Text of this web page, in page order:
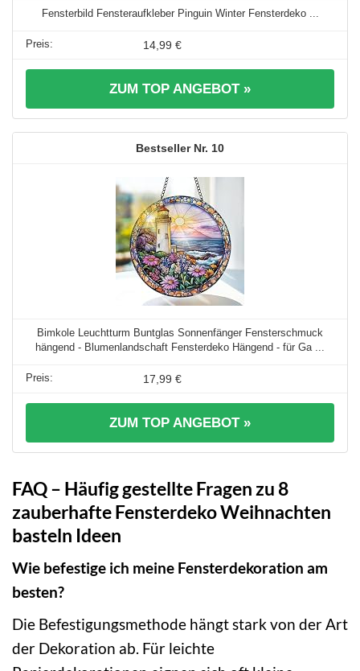
Fensterbild Fensteraufkleber Pinguin Winter Fensterdeko ...
14,99 €
ZUM TOP ANGEBOT »
10
Bimkole Leuchtturm Buntglas Sonnenfänger Fensterschmuck
hängend - Blumenlandschaft Fensterdeko Hängend - für Ga ...
17,99 €
ZUM TOP ANGEBOT »
FAQ – Häufig gestellte Fragen zu 8
zauberhafte Fensterdeko Weihnachten
basteln Ideen
Wie befestige ich meine Fensterdekoration am
besten?
Die Befestigungsmethode hängt stark von der Art
der Dekoration ab. Für leichte